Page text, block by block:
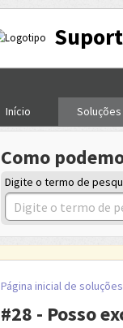
Início Soluções
Como
Digite o termo de
Página inicial de soluções
#28 - Posso